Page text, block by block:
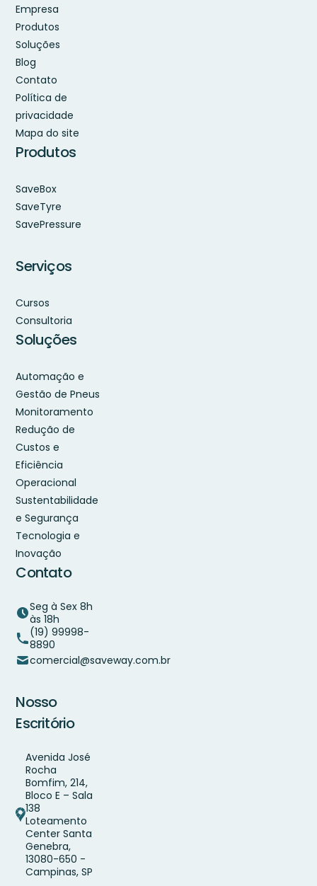
Empresa
Produtos
Soluções
Blog
Contato
Política de
privacidade
Mapa do site
Produtos
SaveBox
SaveTyre
SavePressure
Serviços
Cursos
Consultoria
Soluções
Automação e
Gestão de Pneus
Monitoramento
Redução de
Custos e
Eficiência
Operacional
Sustentabilidade
e Segurança
Tecnologia e
Inovação
Contato
Seg à Sex 8h
às 18h
(19) 99998-
8890
comercial@saveway.com.br
Nosso
Escritório
Avenida José
Rocha
Bomfim, 214,
Bloco E – Sala
138
Loteamento
Center Santa
Genebra,
13080-650 -
Campinas, SP